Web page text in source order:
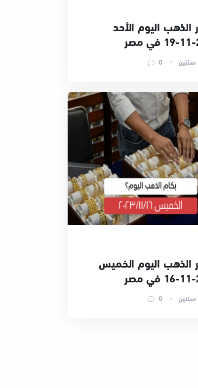
الذهب اليوم الأحد
سنتين
الذهب اليوم الخميس
سنتين